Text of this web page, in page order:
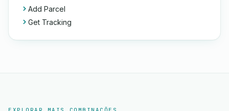
Add Parcel
Get Tracking